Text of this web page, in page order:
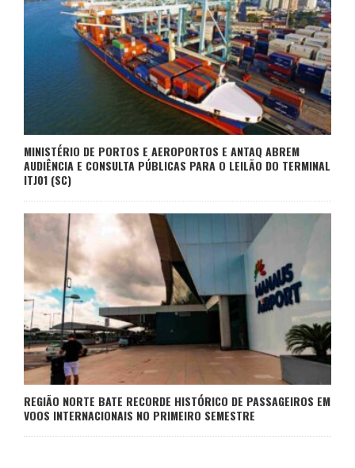
MINISTÉRIO DE PORTOS E AEROPORTOS E ANTAQ ABREM
AUDIÊNCIA E CONSULTA PÚBLICAS PARA O LEILÃO DO TERMINAL
ITJ01 (SC)
REGIÃO NORTE BATE RECORDE HISTÓRICO DE PASSAGEIROS EM
VOOS INTERNACIONAIS NO PRIMEIRO SEMESTRE